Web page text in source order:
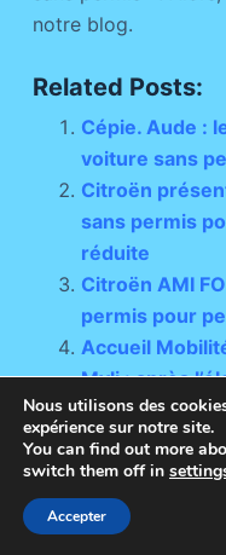
notre blog.
Related Posts:
Cépie. Aude :
voiture sans
Citroën
sans permis
réduite
Citroën AMI
permis pour
Accueil
Myli : après
Copyright © 2026 -
CreativeThemes
Nous utilisons des
expérience sur notre site.
You can find out more
switch them off in
Accepter